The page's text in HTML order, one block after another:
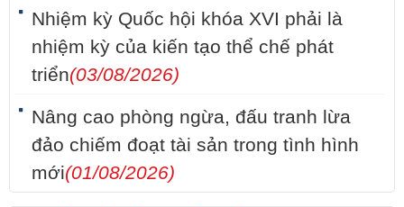
Nhiệm kỳ Quốc hội khóa XVI phải là
nhiệm kỳ của kiến tạo thể chế phát
triển(03/08/2026)
Nâng cao phòng ngừa, đấu tranh lừa
đảo chiếm đoạt tài sản trong tình hình
mới(01/08/2026)